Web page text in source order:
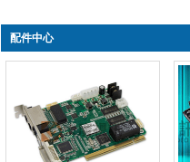
配件中心